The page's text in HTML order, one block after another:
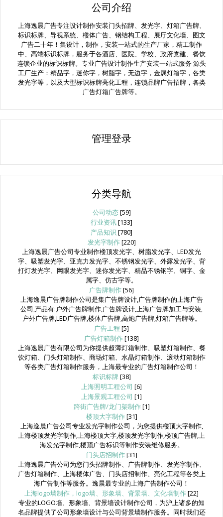
公司介绍
上海逸晨广告专注设计制作安装门头招牌、发光字、灯箱广告牌、
标识标牌、导视系统、楼体广告、钢结构工程、展厅文化墙、图文
广告二十年！集设计，制作，安装一站式的生产厂家，精工制作
中、高端标识标牌，服务于各酒店、医院、学校、政府党建、餐饮
连锁企业的标识标牌。专业广告设计制作生产安装一站式服务 源头
工厂生产：精品字，迷你字，树脂字，无边字，金属灯箱字，各类
发光字等，以及大型标识标牌亮化工程，连锁品牌广告招牌，各类
广告灯箱广告牌等。
管理登录
分类导航
公司动态[59]
行业资讯[133]
产品知识 [780]
发光字制作[220]
上海逸晨广告公司专业制作楼顶发光字、树脂发光字、LED发光
字、吸塑发光字、亚克力发光字、不锈钢发光字、外露发光字、背
打灯发光字、网眼发光字、迷你发光字、精品不锈钢字、铜字、金
属字、仿古字等。
广告牌制作[56]
上海逸晨广告牌制作公司是集广告牌设计,广告牌制作的上海广告
公司,产品有:户外广告牌制作,广告牌设计,上海广告牌加工与安装,
户外广告牌,LED广告牌,楼体广告牌,高炮广告牌,灯箱广告牌等。
广告工程 [5]
广告灯箱制作[138]
上海逸晨广告有限公司为你提供超薄灯箱制作、吸塑灯箱制作、餐
饮灯箱、门头灯箱制作、商场灯箱、水晶灯箱制作、滚动灯箱制作
等各类广告灯箱制作服务，上海最专业的广告灯箱制作公司！
标识标牌 [38]
上海照明工程公司 [6]
上海景观工程公司 [1]
跨街广告牌/龙门架制作[1]
楼顶大字制作[31]
上海逸晨广告公司专业发光字制作公司，为您提供楼顶大字制作,
上海楼顶发光字制作,上海楼顶大字,楼顶发光字制作,楼顶广告牌,上
海发光字制作,楼顶广告标识等制作安装维修服务。
门头店招制作[31]
上海逸晨广告公司为您门头招牌制作、广告牌制作、发光字制作、
广告灯箱制作、上海楼体广告、门头店招制作、亮化工程等各类上
海广告制作等服务。逸晨最专业的上海广告制作公司！
上海logo墙制作，logo墙、形象墙、背景墙、文化墙制作[22]
专业的LOGO墙、形象墙、背景墙设计制作公司，为沪上诸多的知
名品牌提供了公司形象墙设计与公司背景墙制作服务。同时我们还